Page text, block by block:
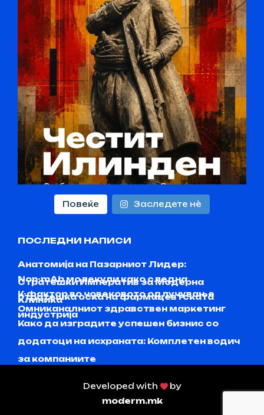
Повеќе Заследете нѐ
ПОСЛЕДНИ НАПИСИ
Анатомија на Пазарниот Лидер:
Стратешки Императив за Модерна
Клиника
Non-mAb молекули како следна
стратешка оска на фармацевтската
индустрија
K-фактор во човековото одлучување
Омниканалниот здравствен маркетинг
Како да изградите успешен бизнис со
додатоци на исхраната: Комплетен водич
за компаниите
Developed with
by
moderm.mk